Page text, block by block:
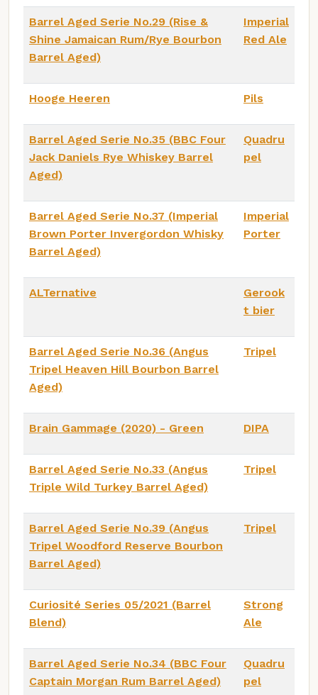
Barrel Aged Serie No.29 (Rise &
Shine Jamaican Rum/Rye Bourbon
Barrel Aged)
Imperial
Red Ale
Hooge Heeren Pils
Barrel Aged Serie No.35 (BBC Four
Jack Daniels Rye Whiskey Barrel
Aged)
Quadru
pel
Barrel Aged Serie No.37 (Imperial
Brown Porter Invergordon Whisky
Barrel Aged)
Imperial
Porter
ALTernative
Gerook
t bier
Barrel Aged Serie No.36 (Angus
Tripel Heaven Hill Bourbon Barrel
Aged)
Tripel
Brain Gammage (2020) - Green DIPA
Barrel Aged Serie No.33 (Angus
Triple Wild Turkey Barrel Aged)
Tripel
Barrel Aged Serie No.39 (Angus
Tripel Woodford Reserve Bourbon
Barrel Aged)
Tripel
Curiosité Series 05/2021 (Barrel
Blend)
Strong
Ale
Barrel Aged Serie No.34 (BBC Four
Captain Morgan Rum Barrel Aged)
Quadru
pel